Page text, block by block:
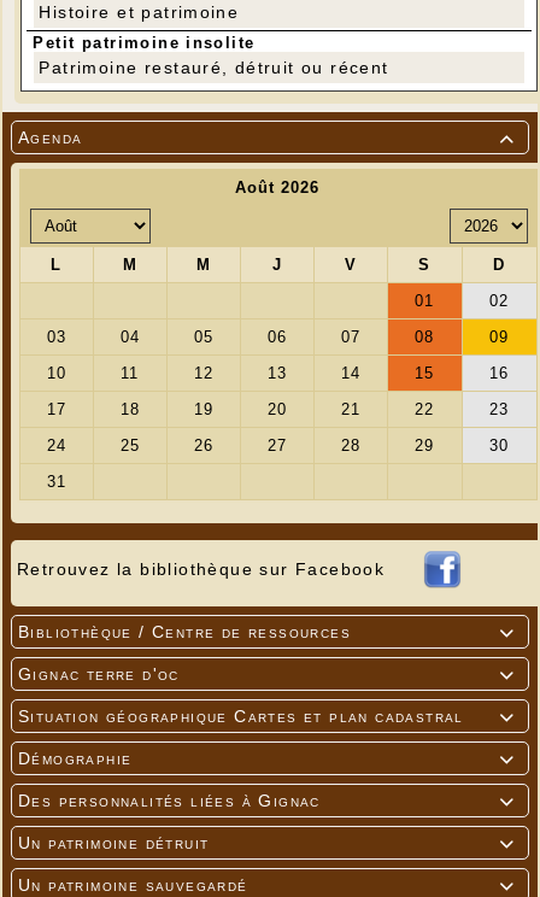

Agenda
Retrouvez la bibliothèque sur Facebook

Bibliothèque / Centre de ressources

Gignac terre d'oc

Situation géographique Cartes et plan cadastral

Démographie

Des personnalités liées à Gignac

Un patrimoine détruit

Un patrimoine sauvegardé
---
(1) L'atelier "Café - Réparation" se tient les 1er et
3e samedi de chaque mois, de 9 h à 12 h, dans la
salle des Associations, à côté de la bibliothèque
Histoire et patrimoine
Petit patrimoine insolite
Patrimoine restauré, détruit ou récent